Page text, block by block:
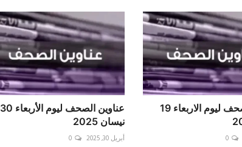
عناوين الصحف ليوم الاربعاء 19
0
عناوين الصحف ليوم الأربعاء 30
نيسان 2025
أبريل 30, 2025 0